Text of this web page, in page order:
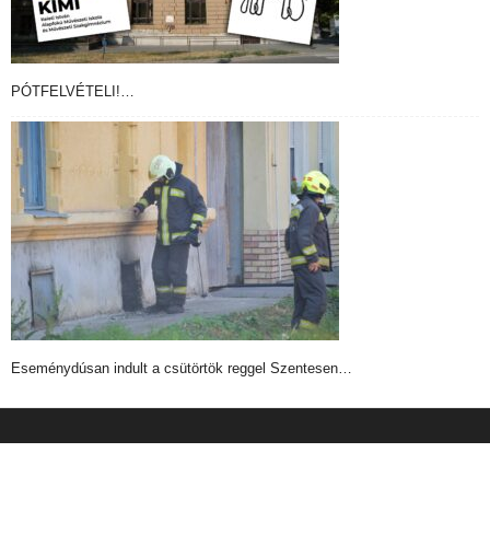
PÓTFELVÉTELI!…
Eseménydúsan indult a csütörtök reggel Szentesen…